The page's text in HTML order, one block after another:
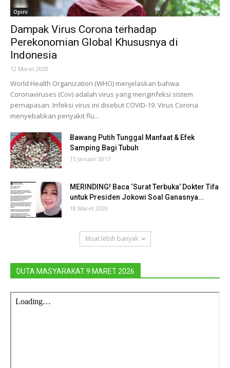
Opini
Dampak Virus Corona terhadap
Perekonomian Global Khususnya di
Indonesia
12 Maret 2020
World Health Organization (WHO) menjelaskan bahwa
Coronaviruses (Cov) adalah virus yang menginfeksi sistem
pernapasan. Infeksi virus ini disebut COVID-19. Virus Corona
menyebabkan penyakit flu...
Bawang Putih Tunggal Manfaat & Efek
Samping Bagi Tubuh
15 Januari 2017
MERINDING! Baca ‘Surat Terbuka’ Dokter Tifa
untuk Presiden Jokowi Soal Ganasnya...
18 Maret 2020
Muat lebih banyak
DUTA MASYARAKAT 9 MARET 2026